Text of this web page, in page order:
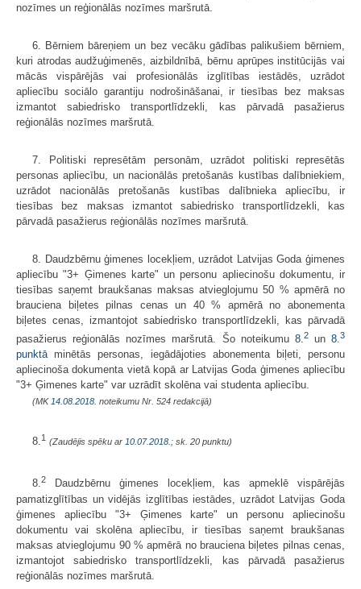
nozīmes un reģionālās nozīmes maršrutā.
6. Bērniem bāreņiem un bez vecāku gādības palikušiem bērniem,
kuri atrodas audžuģimenēs, aizbildnībā, bērnu aprūpes institūcijās vai
mācās vispārējās vai profesionālās izglītības iestādēs, uzrādot
apliecību sociālo garantiju nodrošināšanai, ir tiesības bez maksas
izmantot sabiedrisko transportlīdzekli, kas pārvadā pasažierus
reģionālās nozīmes maršrutā.
7. Politiski represētām personām, uzrādot politiski represētās
personas apliecību, un nacionālās pretošanās kustības dalībniekiem,
uzrādot nacionālās pretošanās kustības dalībnieka apliecību, ir
tiesības bez maksas izmantot sabiedrisko transportlīdzekli, kas
pārvadā pasažierus reģionālās nozīmes maršrutā.
8. Daudzbērnu ģimenes locekļiem, uzrādot Latvijas Goda ģimenes
apliecību "3+ Ģimenes karte" un personu apliecinošu dokumentu, ir
tiesības saņemt braukšanas maksas atvieglojumu 50 % apmērā no
brauciena biļetes pilnas cenas un 40 % apmērā no abonementa
biļetes cenas, izmantojot sabiedrisko transportlīdzekli, kas pārvadā
pasažierus reģionālās nozīmes maršrutā. Šo noteikumu 8. 2un 8. 3
punktā minētās personas, iegādājoties abonementa biļeti, personu
apliecinoša dokumenta vietā kopā ar Latvijas Goda ģimenes apliecību
"3+ Ģimenes karte" var uzrādīt skolēna vai studenta apliecību.
(MK 14.08.2018. noteikumu Nr. 524 redakcijā)
8.1 (Zaudējis spēku ar 10.07.2018. ; sk. 20 punktu)
8.2
Daudzbērnu ģimenes locekļiem, kas apmeklē vispārējās
pamatizglītības un vidējās izglītības iestādes, uzrādot Latvijas Goda
ģimenes apliecību "3+ Ģimenes karte" un personu apliecinošu
dokumentu vai skolēna apliecību, ir tiesības saņemt braukšanas
maksas atvieglojumu 90 % apmērā no brauciena biļetes pilnas cenas,
izmantojot sabiedrisko transportlīdzekli, kas pārvadā pasažierus
reģionālās nozīmes maršrutā.